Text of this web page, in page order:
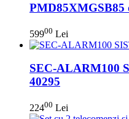
PMD85XMGSB85
59900 Lei
SEC-ALARM100
40295
22400 Lei